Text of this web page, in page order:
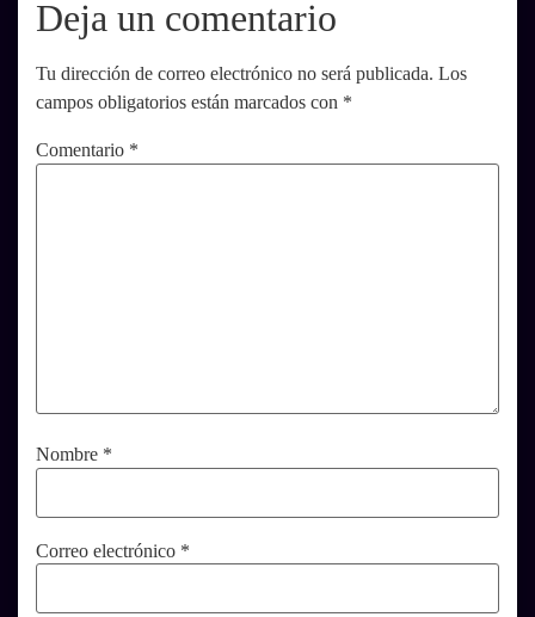
Deja un comentario
Tu dirección de correo electrónico no será publicada. Los
campos obligatorios están marcados con *
Comentario *
Nombre *
Correo electrónico *